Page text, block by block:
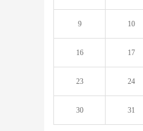
9 10
16 17
23 24
30 31